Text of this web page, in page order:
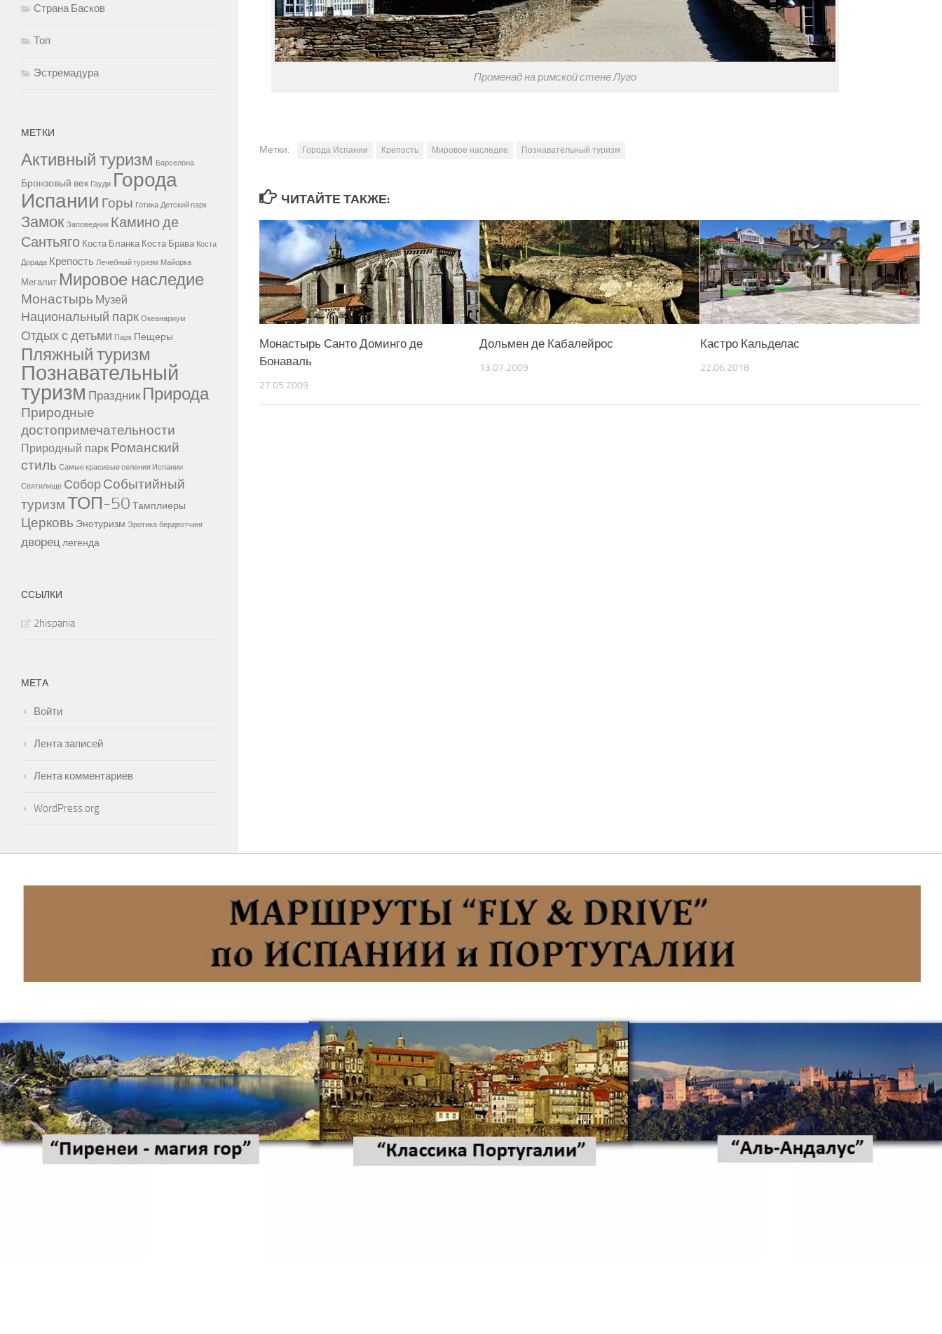
Променад на римской стене Луго
Метки: Города Испании Крепость Мировое наследие Познавательный туризм
ЧИТАЙТЕ ТАКЖЕ:
Монастырь Санто Доминго де
Бонаваль
27.05.2009
Дольмен де Кабалейрос
13.07.2009
Кастро Кальделас
22.06.2018
Страна Басков
Топ
Эстремадура
МЕТКИ
Активный туризм Барселона
Бронзовый век Гауди Города
Испании Горы Готика Детский парк
Замок Заповедник Камино де
Сантьяго Коста Бланка Коста Брава Коста
Дорада Крепость Лечебный туризм Майорка
Мегалит Мировое наследие
Монастырь Музей
Национальный парк Океанариум
Отдых с детьми Парк Пещеры
Пляжный туризм
Познавательный
туризм Праздник Природа
Природные
достопримечательности
Природный парк Романский
стиль Самые красивые селения Испании
Святилище СоборСобытийный
туризмТОП-50 Тамплиеры
Церковь Энотуризм Эротика бердвотчинг
дворецлегенда
ССЫЛКИ
2hispania
МЕТА
Войти
Лента записей
Лента комментариев
WordPress.org